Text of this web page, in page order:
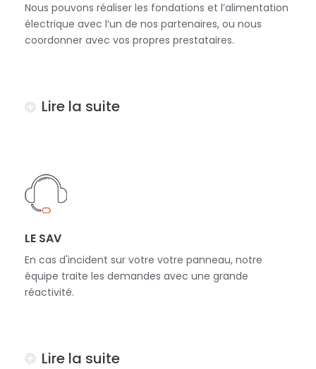
Nous pouvons réaliser les fondations et l’alimentation
électrique avec l’un de nos partenaires, ou nous
coordonner avec vos propres prestataires.
Lire la suite
LE SAV
En cas d'incident sur votre votre panneau, notre
équipe traite les demandes avec une grande
réactivité.
Lire la suite